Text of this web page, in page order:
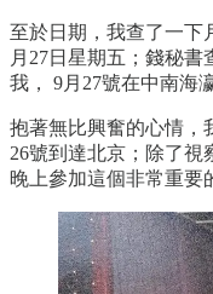
至於日期，我查了一下
月27日星期五；錢秘
我， 9月27號在中南海
抱著無比興奮的心情，
26號到達北京；除了視
晚上參加這個非常重要